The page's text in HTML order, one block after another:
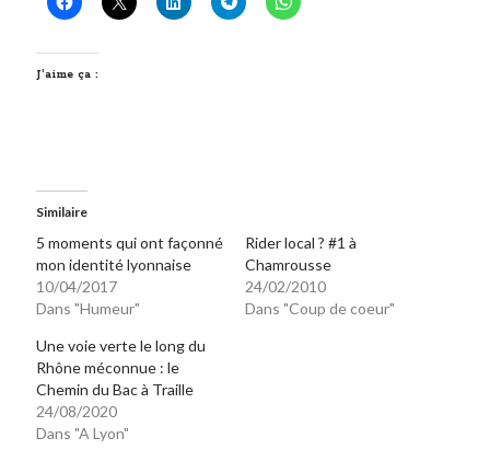
J’aime ça :
Similaire
5 moments qui ont façonné
mon identité lyonnaise
10/04/2017
Dans "Humeur"
Rider local ? #1 à
Chamrousse
24/02/2010
Dans "Coup de coeur"
Une voie verte le long du
Rhône méconnue : le
Chemin du Bac à Traille
24/08/2020
Dans "A Lyon"